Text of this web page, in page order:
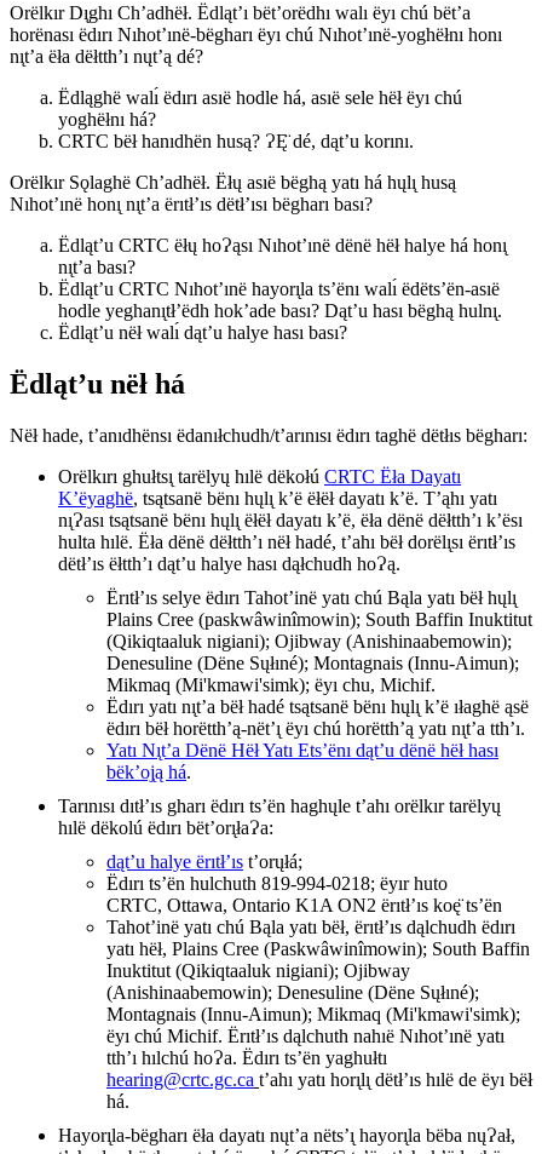
Orëlkır Dı̨ghı Ch’adhëł. Ëdląt’ı bët’orëdhı walı ëyı chú bët’a
horënası ëdırı Nıhot’ınë-bëgharı ëyı chú Nıhot’ınë-yoghëłnı honı
nı̨t’a ëła dëłtth’ı nųt’ą dé?
Ëdląghë walı́ ëdırı asıë hodle há, asıë sele hëł ëyı chú
yoghëłnı há?
CRTC bëł hanıdhën husą? ɁĘ̈ dé, dąt’u korını.
Orëlkır Sǫlaghë Ch’adhëł. Ëłų asıë bëghą yatı há hųlı̨ husą
Nıhot’ınë honı̨ nı̨t’a ërıtł’ıs dëtł’ısı bëgharı bası?
Ëdląt’u CRTC ëłų hoɁąsı Nıhot’ınë dënë hëł halye há honı̨
nı̨t’a bası?
Ëdląt’u CRTC Nıhot’ınë hayorı̨la ts’ënı walı́ ëdëts’ën-asıë
hodle yeghanı̨tł’ëdh hok’ade bası? Dąt’u hası bëghą hulnı̨.
Ëdląt’u nëł walı́ dąt’u halye hası bası?
Ëdląt’u nëł há
Nëł hade, t’anıdhënsı ëdanıłchudh/t’arınısı ëdırı taghë dëtłıs bëgharı:
Orëlkırı ghułtsı̨ tarëlyų hılë dëkołú CRTC Ëła Dayatı
K’ëyaghë, tsątsanë bënı hųlı̨ k’ë ëłëł dayatı k’ë. T’ąhı yatı
nı̨Ɂası tsątsanë bënı hųlı̨ ëłëł dayatı k’ë, ëła dënë dëłtth’ı k’ësı
hulta hılë. Ëła dënë dëłtth’ı nëł hadé, t’ahı bëł dorëlı̨sı ërıtł’ıs
dëtł’ıs ëłtth’ı dąt’u halye hası dąłchudh hoɁą.
Ërıtł’ıs selye ëdırı Tahot’inë yatı chú Bąla yatı bëł hųlı̨
Plains Cree (paskwâwinîmowin); South Baffin Inuktitut
(Qikiqtaaluk nigiani); Ojibway (Anishinaabemowin);
Denesuline (Dëne Sųłıné); Montagnais (Innu-Aimun);
Mikmaq (Mi'kmawi'simk); ëyı chu, Michif.
Ëdırı yatı nı̨t’a bëł hadé tsątsanë bënı hųlı̨ k’ë ıłaghë ąsë
ëdırı bëł horëtth’ą-nët’ı̨ ëyı chú horëtth’ą yatı nı̨t’a tth’ı.
Yatı Nı̨t’a Dënë Hëł Yatı Ets’ënı dąt’u dënë hëł hası
bëk’oj̨ą há.
Tarınısı dıtł’ıs gharı ëdırı ts’ën haghųle t’ahı orëlkır tarëlyų
hılë dëkolú ëdırı bët’orı̨łaɁa:
dąt’u halye ërıtł’ıs t’orųłá;
Ëdırı ts’ën hulchuth 819-994-0218; ëyır huto
CRTC, Ottawa, Ontario K1A ON2 ërıtł’ıs koę̈ ts’ën
Tahot’inë yatı chú Bąla yatı bëł, ërıtł’ıs dąlchudh ëdırı
yatı hëł, Plains Cree (Paskwâwinîmowin); South Baffin
Inuktitut (Qikiqtaaluk nigiani); Ojibway
(Anishinaabemowin); Denesuline (Dëne Sųłıné);
Montagnais (Innu-Aimun); Mikmaq (Mi'kmawi'simk);
ëyı chú Michif. Ërıtł’ıs dąlchuth nahıë Nıhot’ınë yatı
tth’ı hılchú hoɁa. Ëdırı ts’ën yaghułtı
hearing@crtc.gc.ca t’ahı yatı horı̨lı̨ dëtł’ıs hılë de ëyı bëł
há.
Hayorı̨la-bëgharı ëła dayatı nųt’a nëts’ı̨ hayorı̨la bëba nųɁał,